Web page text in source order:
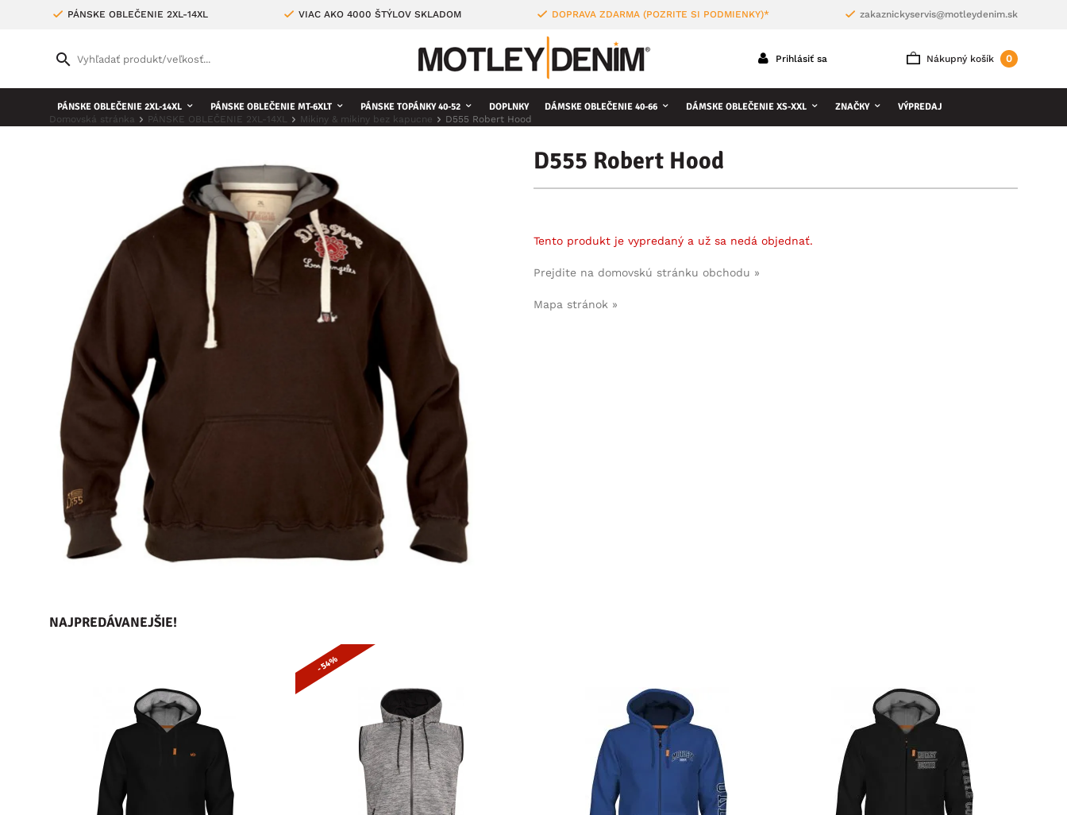
PÁNSKE OBLEČENIE 2XL-14XL VIAC AKO 4000 ŠTÝLOV SKLADOM DOPRAVA ZDARMA (POZRITE SI PODMIENKY)* zakaznickyservis@motleydenim.sk
Nákupný košík 0
Prihlásiť sa
PÁNSKE OBLEČENIE 2XL-14XL PÁNSKE OBLEČENIE MT-6XLT PÁNSKE TOPÁNKY 40-52 DOPLNKY DÁMSKE OBLEČENIE 40-66 DÁMSKE OBLEČENIE XS-XXL ZNAČKY VÝPREDAJ
Domovská stránka PÁNSKE OBLEČENIE 2XL-14XL Mikiny & mikiny bez kapucne D555 Robert Hood
D555 Robert Hood
Tento produkt je vypredaný a už sa nedá objednať.
Prejdite na domovskú stránku obchodu »
Mapa stránok »
NAJPREDÁVANEJŠIE!
- 54%